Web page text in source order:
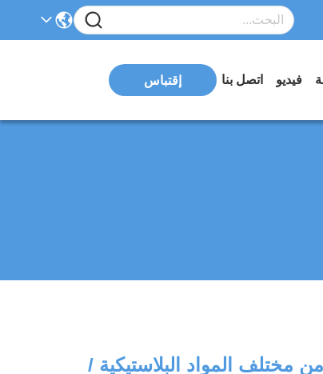
فيديو اتصل بنا إقتباس
مختلف المواد البلاستيكية /